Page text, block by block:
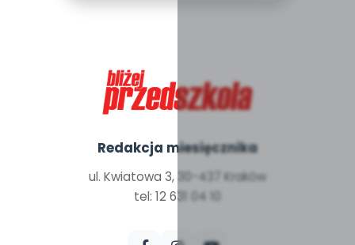
Redakcja miesięcznika
ul. Kwiatowa 3, 30-437 Kraków
tel: 12 631 04 10